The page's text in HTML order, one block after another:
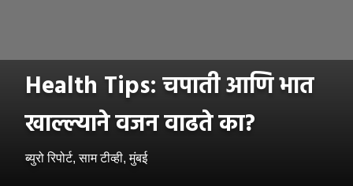
Health Tips: चपाती आणि भात
खाल्ल्याने वजन वाढते का?
ब्युरो रिपोर्ट, साम टीव्ही, मुंबई